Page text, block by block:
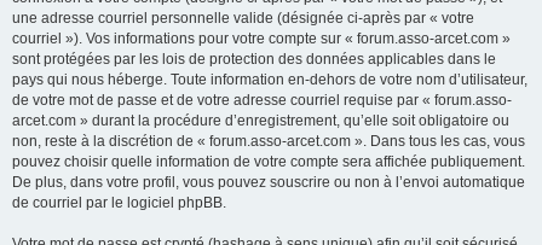
une adresse courriel personnelle valide (désignée ci-après par « votre
courriel »). Vos informations pour votre compte sur « forum.asso-arcet.com »
sont protégées par les lois de protection des données applicables dans le
pays qui nous héberge. Toute information en-dehors de votre nom d’utilisateur,
de votre mot de passe et de votre adresse courriel requise par « forum.asso-
arcet.com » durant la procédure d’enregistrement, qu’elle soit obligatoire ou
non, reste à la discrétion de « forum.asso-arcet.com ». Dans tous les cas, vous
pouvez choisir quelle information de votre compte sera affichée publiquement.
De plus, dans votre profil, vous pouvez souscrire ou non à l’envoi automatique
de courriel par le logiciel phpBB.